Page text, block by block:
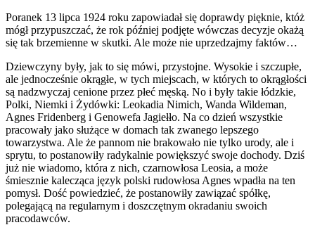
Poranek 13 lipca 1924 roku zapowiadał się doprawdy pięknie, któż
mógł przypuszczać, że rok później podjęte wówczas decyzje okażą
się tak brzemienne w skutki. Ale może nie uprzedzajmy faktów…
Dziewczyny były, jak to się mówi, przystojne. Wysokie i szczupłe,
ale jednocześnie okrągłe, w tych miejscach, w których to okrągłości
są nadzwyczaj cenione przez płeć męską. No i były takie łódzkie,
Polki, Niemki i Żydówki: Leokadia Nimich, Wanda Wildeman,
Agnes Fridenberg i Genowefa Jagiełło. Na co dzień wszystkie
pracowały jako służące w domach tak zwanego lepszego
towarzystwa. Ale że pannom nie brakowało nie tylko urody, ale i
sprytu, to postanowiły radykalnie powiększyć swoje dochody. Dziś
już nie wiadomo, która z nich, czarnowłosa Leosia, a może
śmiesznie kalecząca język polski rudowłosa Agnes wpadła na ten
pomysł. Dość powiedzieć, że postanowiły zawiązać spółkę,
polegającą na regularnym i doszczętnym okradaniu swoich
pracodawców.